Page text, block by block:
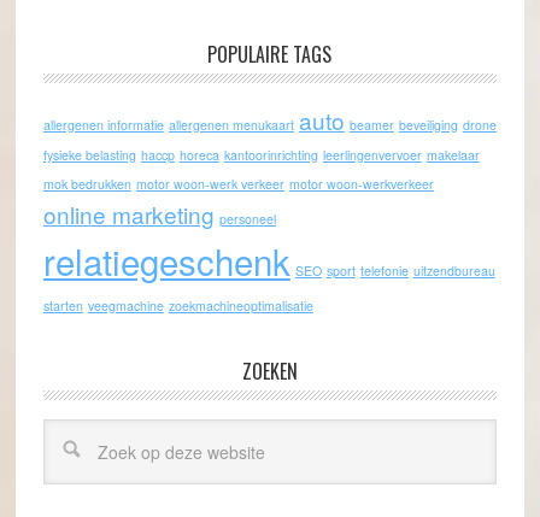
POPULAIRE TAGS
allergenen informatie allergenen menukaart auto beamer beveiliging drone
fysieke belasting haccp horeca kantoorinrichting leerlingenvervoer makelaar
mok bedrukken motor woon-werk verkeer motor woon-werkverkeer
online marketing personeel
relatiegeschenk SEO sport telefonie uitzendbureau
starten veegmachine zoekmachineoptimalisatie
ZOEKEN